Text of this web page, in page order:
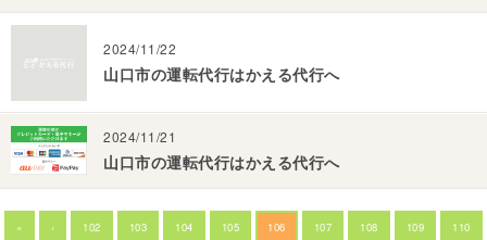
2024/11/22
山口市の運転代行はかえる代行へ
2024/11/21
山口市の運転代行はかえる代行へ
« ‹ 102 103 104 105 106 107 108 109 110